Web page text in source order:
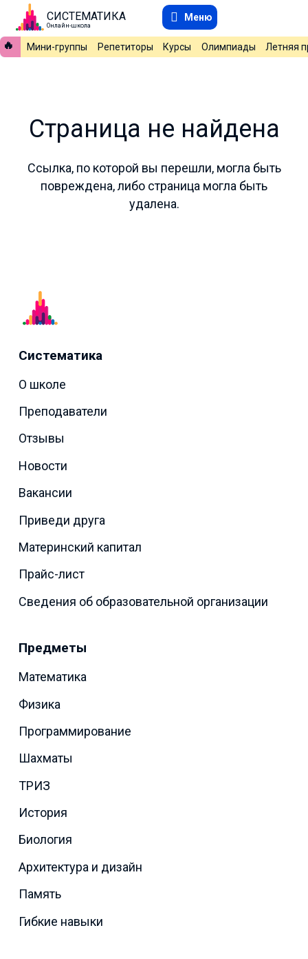
СИСТЕМАТИКА
Онлайн-школа
Меню
🔥 Мини-группы Репетиторы Курсы Олимпиады Летняя
Страница не найдена
Ссылка, по которой вы перешли, могла быть
повреждена, либо страница могла быть
удалена.
Систематика
О школе
Преподаватели
Отзывы
Новости
Вакансии
Приведи друга
Материнский капитал
Прайс-лист
Сведения об образовательной организации
Предметы
Математика
Физика
Программирование
Шахматы
ТРИЗ
История
Биология
Архитектура и дизайн
Память
Гибкие навыки